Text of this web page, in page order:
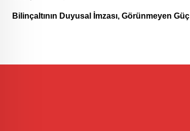
Bilinçaltının Duyusal İmzası, Görünmeyen Güç